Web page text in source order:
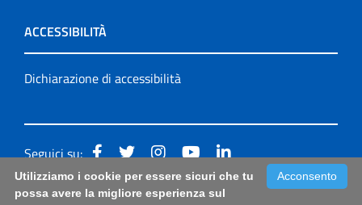
ACCESSIBILITÀ
Dichiarazione di accessibilità
Seguici su:
Accessibilità: form di segnalazione di prima istanza per
Acconsento
Utilizziamo i cookie per essere sicuri che tu
possa avere la migliore esperienza sul